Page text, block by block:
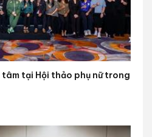
tại Hội thảo phụ nữ trong